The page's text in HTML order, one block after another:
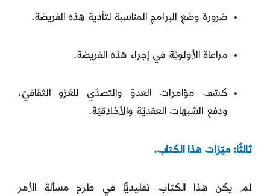
ضرورة وضع البرامج المناسبة لتأدية هذه الفريضة.
مراعاة الأولويّة في إجراء هذه الفريضة.
كشف مؤامرات العدوّ والتصدّي للغزو الثقافيّ،
ودفع الشبهات العقديّة والأخلاقيّة.
ثالثًا: ميّزات هذا الكتاب.
لم يكن هذا الكتاب تقليديًّا في طرح مسألة الأمر